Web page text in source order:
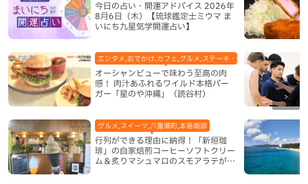
今日の占い・開運アドバイス 2026年
8月6日（木）【琉球鑑定士ミウマ ま
いにち九星気学開運占い】
オーシャンビューで味わう至高の肉
感！ 肉汁あふれるワイルド本格バー
ガー「星のや沖縄」（読谷村）
エンタメ,おでかけ,カフェ,グルメ,ステーキ・焼肉,テレビ,ハンバー
行列ができる理由に納得！「新垣珈
琲」の自家焙煎コーヒーソフトクリー
ム＆炙りマシュマロのスモアラテが絶
グルメ,スイーツ,八重瀬町,本島南部